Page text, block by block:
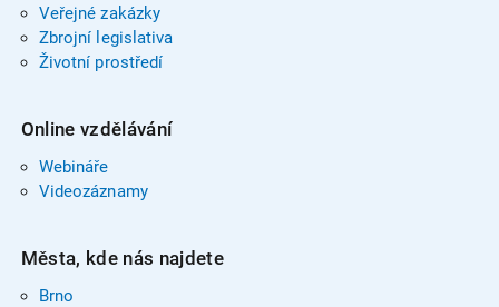
Veřejné zakázky
Zbrojní legislativa
Životní prostředí
Online vzdělávání
Webináře
Videozáznamy
Města, kde nás najdete
Brno